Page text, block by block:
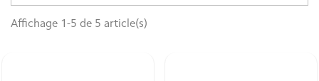
Affichage 1-5 de 5 article(s)